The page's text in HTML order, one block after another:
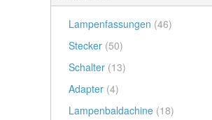
Lampenfassungen (46)
Stecker (50)
Schalter (13)
Adapter (4)
Lampenbaldachine (18)